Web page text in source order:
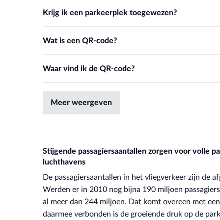
Via kentekenherkenning:Het kenteken van uw auto
Via QR-code:
U ontvangt een QR-code bij uw
scanner en de QR-code bedraagt ongeveer 5 cm.
Via kentekenherkenning:
kenteken is puur optioneel en niet verplicht.
Als u gebruik wilt maken van het gemak van ons
moment wijzigen.
Krijg ik een parkeerplek toegewezen?
gewoon op een vrije plek van de door u gekozen
Wat is een QR-code?
Waar vind ik de QR-code?
Meer weergeven
Stijgende passagiersaantallen zorgen voor volle
luchthavens
De passagiersaantallen in het vliegverkeer zijn de
Werden er in 2010 nog bijna 190 miljoen
al meer dan 244 miljoen. Dat komt overeen met
daarmee verbonden is de groeiende druk op de